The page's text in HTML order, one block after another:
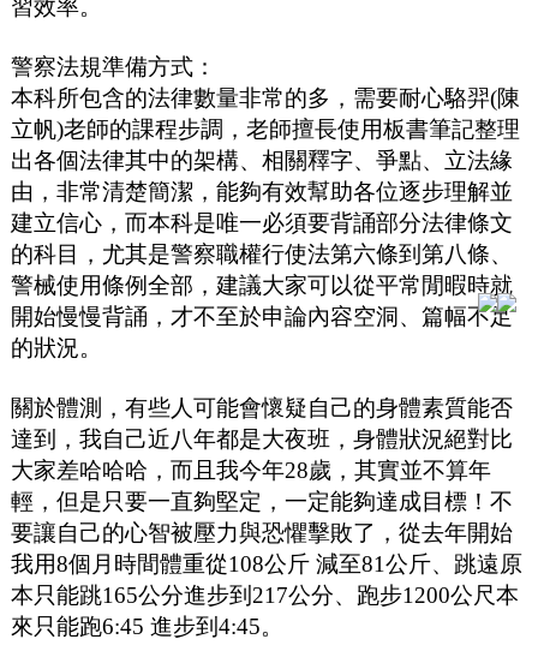
習效率。
警察法規準備方式：
本科所包含的法律數量非常的多，需要耐心駱羿(陳
立帆)老師的課程步調，老師擅長使用板書筆記整理
出各個法律其中的架構、相關釋字、爭點、立法緣
由，非常清楚簡潔，能夠有效幫助各位逐步理解並
建立信心，而本科是唯一必須要背誦部分法律條文
的科目，尤其是警察職權行使法第六條到第八條、
警械使用條例全部，建議大家可以從平常閒暇時就
開始慢慢背誦，才不至於申論內容空洞、篇幅不足
的狀況。
關於體測，有些人可能會懷疑自己的身體素質能否
達到，我自己近八年都是大夜班，身體狀況絕對比
大家差哈哈哈，而且我今年28歲，其實並不算年
輕，但是只要一直夠堅定，一定能夠達成目標！不
要讓自己的心智被壓力與恐懼擊敗了，從去年開始
我用8個月時間體重從108公斤 減至81公斤、跳遠原
本只能跳165公分進步到217公分、跑步1200公尺本
來只能跑6:45 進步到4:45。